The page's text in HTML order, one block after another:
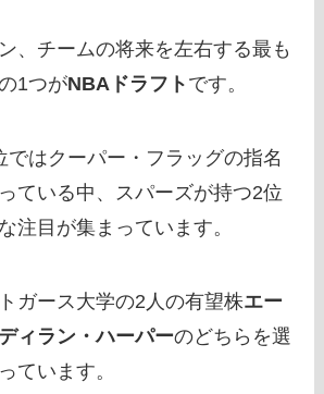
、チームの将来を左右する最も
1つがNBAドラフト です。
ではクーパー・フラッグの指名
ている中、スパーズが持つ2位
注目が集まっています。
ガース大学の2人の有望株エー
ィラン・ハーパーのどちらを選
ています。